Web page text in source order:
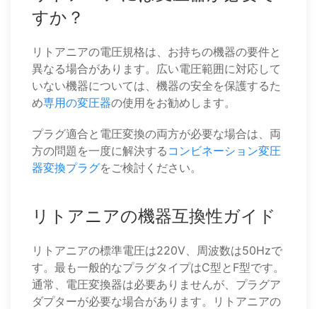
すか？
リトアニアの電圧規格は、お持ちの機器の要件と
異なる場合があります。広い電圧範囲に対応して
いない機器については、機器の安全を保護するた
め専用の変圧器の使用をお勧めします。
プラグ適合と電圧変換の両方が必要な場合は、両
方の問題を一度に解決する コンビネーション変圧
器変換プラグをご検討ください。
リトアニアの機器互換性ガイド
リトアニアの標準電圧は220V、周波数は50Hzで
す。最も一般的なプラグタイプはC型とF型です。
通常、電圧変換器は必要ありませんが、プラグア
ダプターが必要な場合があります。リトアニアの